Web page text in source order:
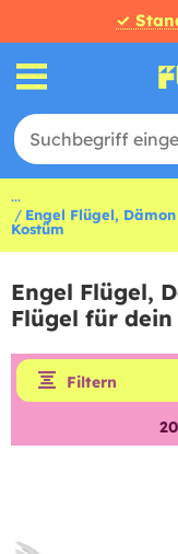
✓
...
Engel Flügel,
Kostüm
Engel Flügel,
Flügel für dein
Filtern
20